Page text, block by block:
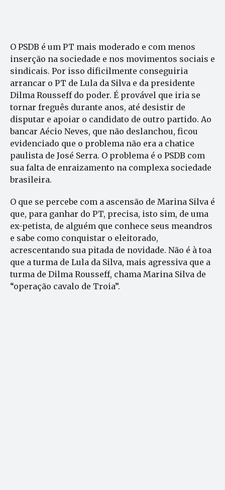
O PSDB é um PT mais moderado e com menos
inserção na sociedade e nos movimentos sociais e
sindicais. Por isso dificilmente conseguiria
arrancar o PT de Lula da Silva e da presidente
Dilma Rousseff do poder. É provável que iria se
tornar freguês durante anos, até desistir de
disputar e apoiar o candidato de outro partido. Ao
bancar Aécio Neves, que não deslanchou, ficou
evidenciado que o problema não era a chatice
paulista de José Serra. O problema é o PSDB com
sua falta de enraizamento na complexa sociedade
brasileira.
O que se percebe com a ascensão de Marina Silva é
que, para ganhar do PT, precisa, isto sim, de uma
ex-petista, de alguém que conhece seus meandros
e sabe como conquistar o eleitorado,
acrescentando sua pitada de novidade. Não é à toa
que a turma de Lula da Silva, mais agressiva que a
turma de Dilma Rousseff, chama Marina Silva de
“operação cavalo de Troia”.